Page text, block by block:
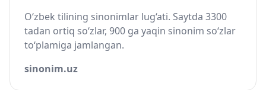
O‘zbek tilining sinonimlar lug‘ati. Saytda 3300
tadan ortiq so‘zlar, 900 ga yaqin sinonim so‘zlar
to‘plamiga jamlangan.
sinonim.uz